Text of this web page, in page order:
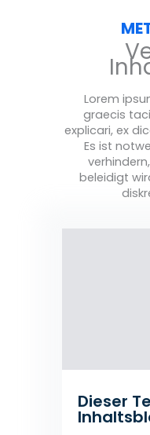
Lorem
graecis
explicari, ex
Es ist
beleidigt
Dieser